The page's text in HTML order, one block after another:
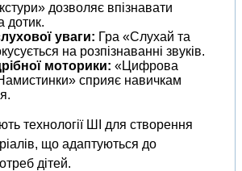
дозволяє впізнавати
дотик.
уваги: Гра «Слухай та
на розпізнаванні звуків.
моторики: «Цифрова
сприяє навичкам
технології ШІ для створення
що адаптуються до
дітей.